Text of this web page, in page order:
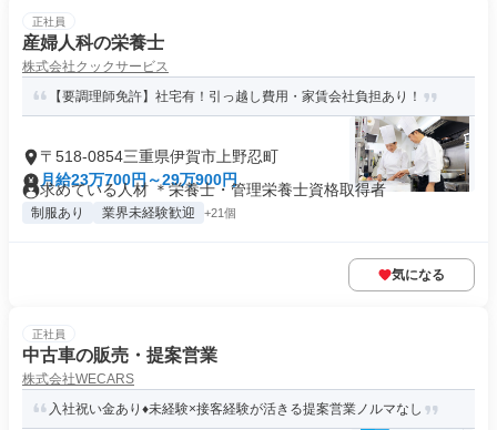
正社員
産婦人科の栄養士
株式会社クックサービス
【要調理師免許】社宅有！引っ越し費用・家賃会社負担あり！
〒518-0854三重県伊賀市上野忍町
月給23万700円～29万900円
求めている人材 ＊栄養士・管理栄養士資格取得者
制服あり 業界未経験歓迎 +21個
気になる
正社員
中古車の販売・提案営業
株式会社WECARS
入社祝い金あり♦︎未経験×接客経験が活きる提案営業ノルマなし